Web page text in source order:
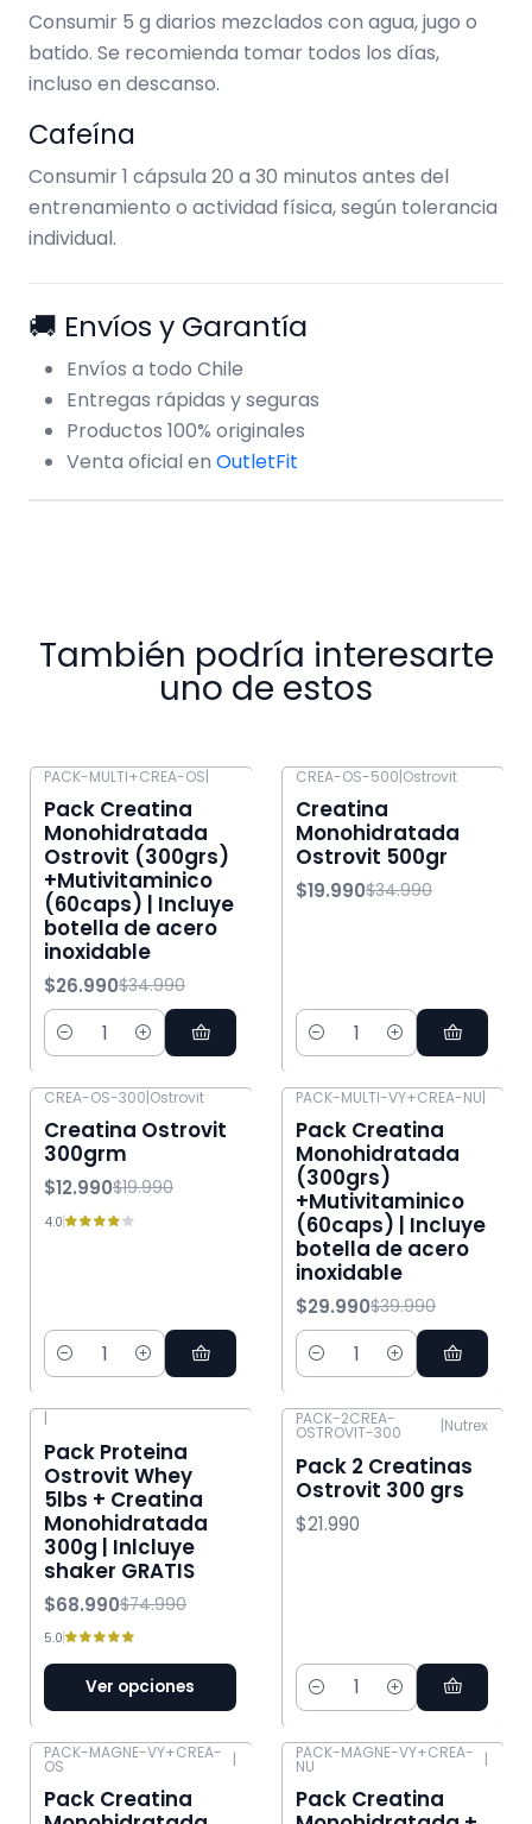
Consumir 5 g diarios mezclados con agua, jugo o
batido. Se recomienda tomar todos los días,
incluso en descanso.
Cafeína
Consumir 1 cápsula 20 a 30 minutos antes del
entrenamiento o actividad física, según tolerancia
individual.
🚚 Envíos y Garantía
Envíos a todo Chile
Entregas rápidas y seguras
Productos 100% originales
Venta oficial en OutletFit
También podría interesarte
uno de estos
PACK-MULTI+CREA-OS|
Pack Creatina
Monohidratada
Ostrovit (300grs)
+Mutivitaminico
(60caps) | Incluye
botella de acero
inoxidable
$26.990$34.990
Cantidad
CREA-OS-500|Ostrovit
Creatina
Monohidratada
Ostrovit 500gr
$19.990$34.990
Cantidad
CREA-OS-300|Ostrovit
Creatina Ostrovit
300grm
$12.990$19.990
4.0
Cantidad
PACK-MULTI-VY+CREA-NU|
Pack Creatina
Monohidratada
(300grs)
+Mutivitaminico
(60caps) | Incluye
botella de acero
inoxidable
$29.990$39.990
Cantidad
|
Pack Proteina
Ostrovit Whey
5lbs + Creatina
Monohidratada
300g | Inlcluye
shaker GRATIS
$68.990$74.990
5.0
Ver opciones
PACK-2CREA-
OSTROVIT-300 |Nutrex
Pack 2 Creatinas
Ostrovit 300 grs
$21.990
Cantidad
-29% OFF
PACK-MAGNE-VY+CREA-
OS |
Pack Creatina
-40% OFF
PACK-MAGNE-VY+CREA-
NU |
Pack Creatina